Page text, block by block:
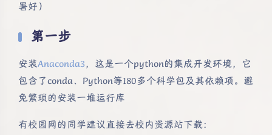
署好）
第一步
安装Anaconda3，这是一个python的集成开发环境，它
包含了conda、Python等180多个科学包及其依赖项。避
免繁琐的安装一堆运行库
有校园网的同学建议直接去校内资源站下载：